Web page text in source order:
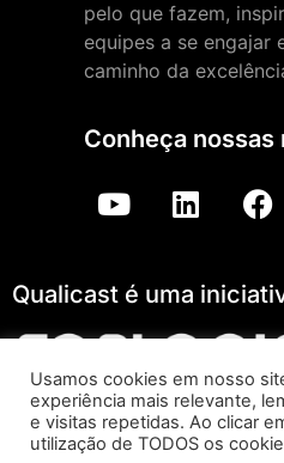
pelo que fazem,
equipes a se engajar
caminho da
Conheça nossas
Qualicast é uma
Qualicast – ForLogic | Aviso
Usamos cookies em nosso
experiência mais relevante,
e visitas repetidas. Ao clicar
utilização de TODOS os